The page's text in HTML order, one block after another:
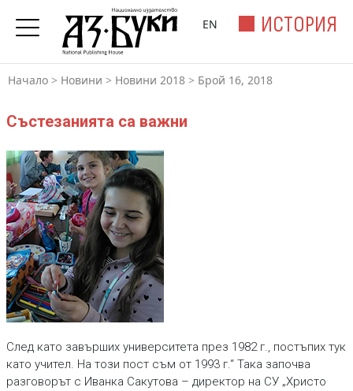
ИСТОРИЯ
EN
Начало > Новини > Новини 2018 > Брой 16, 2018
Състезанията са важни
След като завърших университета през 1982 г., постъпих тук
като учител. На този пост съм от 1993 г.“ Така започва
разговорът с Иванка Сакутова – директор на СУ „Христо